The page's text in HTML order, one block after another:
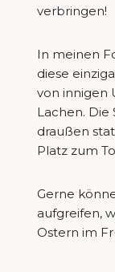
verbringen!
In meinen
diese
von innigen
Lachen.
draußen
Platz zum
Gerne
aufgreifen,
Ostern im